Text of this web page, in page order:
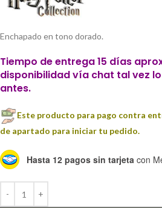
Enchapado en tono dorado.
Tiempo de entrega 15 días
disponibilidad vía chat tal vez
antes.
Este producto para pago contra
de apartado para iniciar tu pedido.
Hasta 12 pagos sin tarjeta con